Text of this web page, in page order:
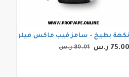
نكهة بطيخ - سامز فيب ماكس ميلون ايس
75.00 ر.س 80.01 ر.س